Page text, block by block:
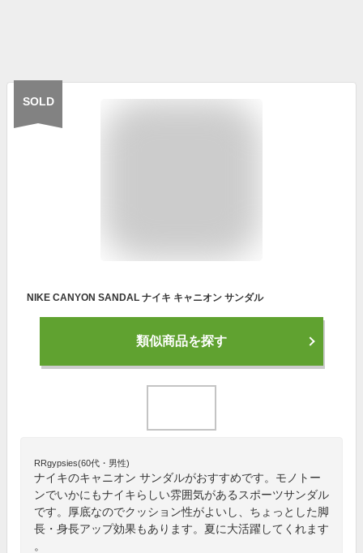
SOLD
NIKE CANYON SANDAL ナイキ キャニオン サンダル
類似商品を探す
RRgypsies(60代・男性)
ナイキのキャニオン サンダルがおすすめです。モノトー
ンでいかにもナイキらしい雰囲気があるスポーツサンダル
です。厚底なのでクッション性がよいし、ちょっとした脚
長・身長アップ効果もあります。夏に大活躍してくれます
。